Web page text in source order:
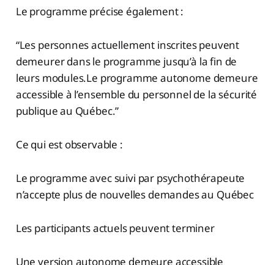
Le programme précise également :
“Les personnes actuellement inscrites peuvent
demeurer dans le programme jusqu’à la fin de
leurs modules.Le programme autonome demeure
accessible à l’ensemble du personnel de la sécurité
publique au Québec.”
Ce qui est observable :
Le programme avec suivi par psychothérapeute
n’accepte plus de nouvelles demandes au Québec
Les participants actuels peuvent terminer
Une version autonome demeure accessible